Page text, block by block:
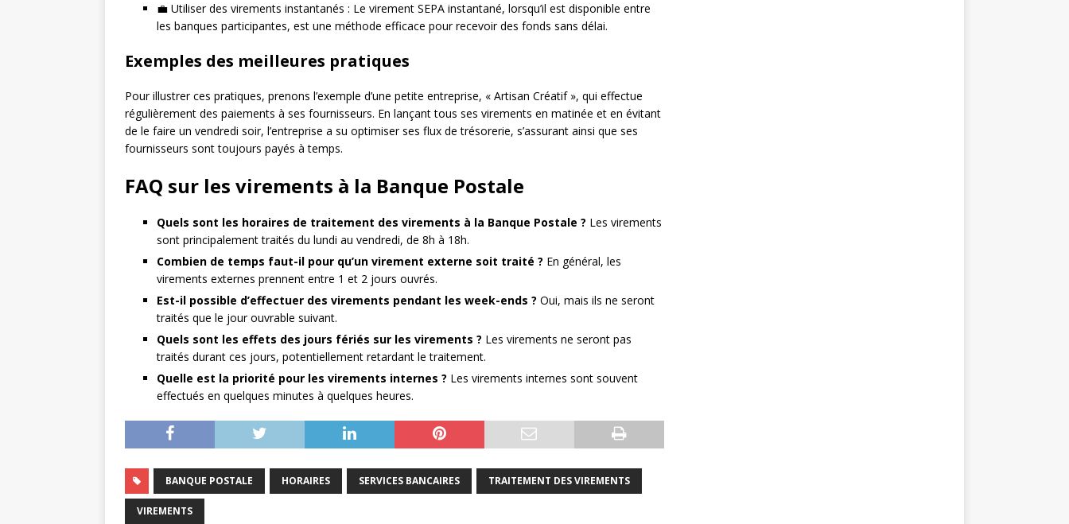
💼 Utiliser des virements instantanés : Le virement SEPA instantané, lorsqu’il est disponible entre
les banques participantes, est une méthode efficace pour recevoir des fonds sans délai.
Exemples des meilleures pratiques
Pour illustrer ces pratiques, prenons l’exemple d’une petite entreprise, « Artisan Créatif », qui effectue
régulièrement des paiements à ses fournisseurs. En lançant tous ses virements en matinée et en évitant
de le faire un vendredi soir, l’entreprise a su optimiser ses flux de trésorerie, s’assurant ainsi que ses
fournisseurs sont toujours payés à temps.
FAQ sur les virements à la Banque Postale
Quels sont les horaires de traitement des virements à la Banque Postale ? Les virements
sont principalement traités du lundi au vendredi, de 8h à 18h.
Combien de temps faut-il pour qu’un virement externe soit traité ? En général, les
virements externes prennent entre 1 et 2 jours ouvrés.
Est-il possible d’effectuer des virements pendant les week-ends ? Oui, mais ils ne seront
traités que le jour ouvrable suivant.
Quels sont les effets des jours fériés sur les virements ? Les virements ne seront pas
traités durant ces jours, potentiellement retardant le traitement.
Quelle est la priorité pour les virements internes ? Les virements internes sont souvent
effectués en quelques minutes à quelques heures.
BANQUE POSTALE HORAIRES SERVICES BANCAIRES TRAITEMENT DES VIREMENTS
VIREMENTS